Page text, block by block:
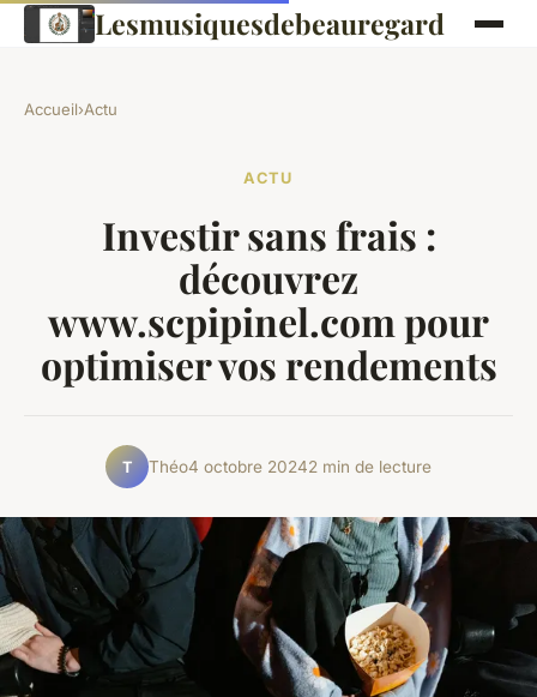
Lesmusiquesdebeauregard
Accueil›Actu
ACTU
Investir sans frais :
découvrez
www.scpipinel.com pour
optimiser vos rendements
T Théo4 octobre 20242 min de lecture